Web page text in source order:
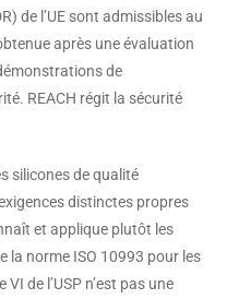
de l’UE sont admissibles au
après une évaluation
de
REACH régit la sécurité
silicones de qualité
distinctes propres
et applique plutôt les
la norme ISO 10993 pour les
de l’USP n’est pas une